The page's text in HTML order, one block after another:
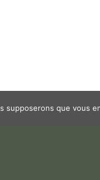
supposerons que vous